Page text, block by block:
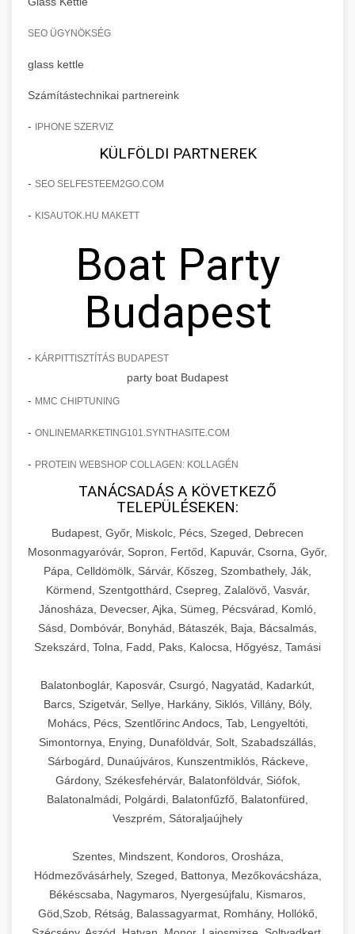
SEO ÜGYNÖKSÉG
glass kettle
Számítástechnikai partnereink
- IPHONE SZERVIZ
KÜLFÖLDI PARTNEREK
- SEO SELFESTEEM2GO.COM
- KISAUTOK.HU MAKETT
Boat Party
Budapest
- KÁRPITTISZTÍTÁS BUDAPEST
party boat Budapest
- MMC CHIPTUNING
- ONLINEMARKETING101.SYNTHASITE.COM
- PROTEIN WEBSHOP COLLAGEN: KOLLAGÉN
TANÁCSADÁS A KÖVETKEZŐ
TELEPÜLÉSEKEN:
Budapest, Győr, Miskolc, Pécs, Szeged, Debrecen
Mosonmagyaróvár, Sopron, Fertőd, Kapuvár, Csorna, Győr,
Pápa, Celldömölk, Sárvár, Kőszeg, Szombathely, Ják,
Körmend, Szentgotthárd, Csepreg, Zalalövő, Vasvár,
Jánosháza, Devecser, Ajka, Sümeg, Pécsvárad, Komló,
Sásd, Dombóvár, Bonyhád, Bátaszék, Baja, Bácsalmás,
Szekszárd, Tolna, Fadd, Paks, Kalocsa, Hőgyész, Tamási
Balatonboglár, Kaposvár, Csurgó, Nagyatád, Kadarkút,
Barcs, Szigetvár, Sellye, Harkány, Siklós, Villány, Bóly,
Mohács, Pécs, Szentlőrinc Andocs, Tab, Lengyeltóti,
Simontornya, Enying, Dunaföldvár, Solt, Szabadszállás,
Sárbogárd, Dunaújváros, Kunszentmiklós, Ráckeve,
Gárdony, Székesfehérvár, Balatonföldvár, Siófok,
Balatonalmádi, Polgárdi, Balatonfűzfő, Balatonfüred,
Veszprém, Sátoraljaújhely
Szentes, Mindszent, Kondoros, Orosháza,
Hódmezővásárhely, Szeged, Battonya, Mezőkovácsháza,
Békéscsaba, Nagymaros, Nyergesújfalu, Kismaros,
Göd,Szob, Rétság, Balassagyarmat, Romhány, Hollókő,